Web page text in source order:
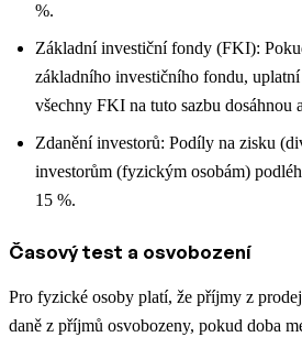
%.
Základní investiční fondy (FKI):
základního investičního fondu,
všechny FKI na tuto sazbu dosáhnou
Zdanění investorů: Podíly na zisku
investorům (fyzickým osobám)
15 %.
Časový test a osvobození
Pro fyzické osoby platí, že příjmy z
daně z příjmů osvobozeny, pokud doba